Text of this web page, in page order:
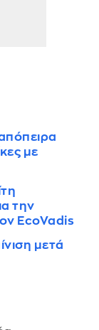
με
την
EcoVadis
μετά